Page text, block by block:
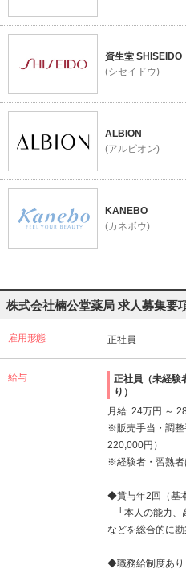
資生堂 SHISEIDO
(シセイドウ)
ALBION
(アルビオン)
KANEBO
(カネボウ)
株式会社楠公堂薬局 求人募集要
雇用形態 正社員
給与
正社員（未経験
り）
月給 24万円 ～
※販売手当・調整
220,000円）
※経験者・習熟者
◆賞与年2回（基
└本人の能力、
などを総合的に
◆職務給制度あり